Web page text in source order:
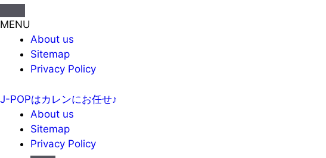
MENU
About us
Sitemap
Privacy Policy
J-POPはカレンにお任せ♪
About us
Sitemap
Privacy Policy